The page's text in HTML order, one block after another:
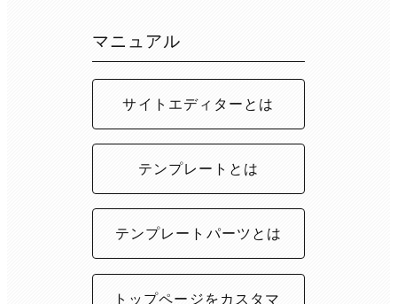
マニュアル
サイトエディターとは
テンプレートとは
テンプレートパーツとは
トップページをカスタマ